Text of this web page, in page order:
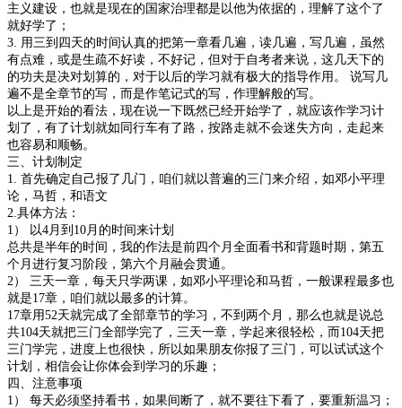
主义建设，也就是现在的国家治理都是以他为依据的，理解了这个了
就好学了；
3. 用三到四天的时间认真的把第一章看几遍，读几遍，写几遍，虽然
有点难，或是生疏不好读，不好记，但对于自考者来说，这几天下的
的功夫是决对划算的，对于以后的学习就有极大的指导作用。 说写几
遍不是全章节的写，而是作笔记式的写，作理解般的写。
以上是开始的看法，现在说一下既然已经开始学了，就应该作学习计
划了，有了计划就如同行车有了路，按路走就不会迷失方向，走起来
也容易和顺畅。
三、计划制定
1. 首先确定自己报了几门，咱们就以普遍的三门来介绍，如邓小平理
论，马哲，和语文
2.具体方法：
1） 以4月到10月的时间来计划
总共是半年的时间，我的作法是前四个月全面看书和背题时期，第五
个月进行复习阶段，第六个月融会贯通。
2） 三天一章，每天只学两课，如邓小平理论和马哲，一般课程最多也
就是17章，咱们就以最多的计算。
17章用52天就完成了全部章节的学习，不到两个月，那么也就是说总
共104天就把三门全部学完了，三天一章，学起来很轻松，而104天把
三门学完，进度上也很快，所以如果朋友你报了三门，可以试试这个
计划，相信会让你体会到学习的乐趣；
四、注意事项
1） 每天必须坚持看书，如果间断了，就不要往下看了，要重新温习；